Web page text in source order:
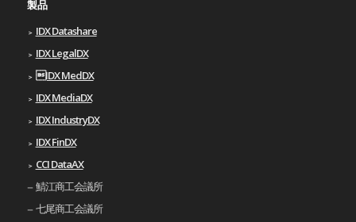
製品
IDX Datashare
IDX LegalDX
IDX MedDX
IDX MediaDX
IDX IndustryDX
IDX FinDX
CCI DataAX
鯖江商工会議所
七尾商工会議所